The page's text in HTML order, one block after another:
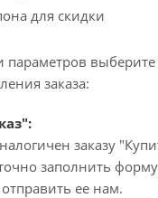
для скидки
параметров
заказа:
заказу
заполнить
ее нам.